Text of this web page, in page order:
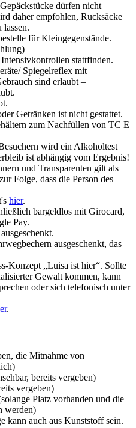
dürfen nicht
daher empfohlen, Rucksäcke
für Kleingegenstände.
stattfinden.
Spiegelreflex mit
sind erlaubt –
Getränken ist nicht gestattet.
zum Nachfüllen von TC E
wird ein Alkoholtest
ist abhängig vom Ergebnis!
und Transparenten gilt als
Folge, dass die Person des
hier.
bargeldlos mit Girocard,
Pay.
ausgeschenkt, das
Konzept „Luisa ist hier“. Sollte
Gewalt kommen, kann
oder sich telefonisch unter
.
die Mitnahme von
bereits vergeben)
vergeben)
Platz vorhanden und die
werden)
kann auch aus Kunststoff sein.